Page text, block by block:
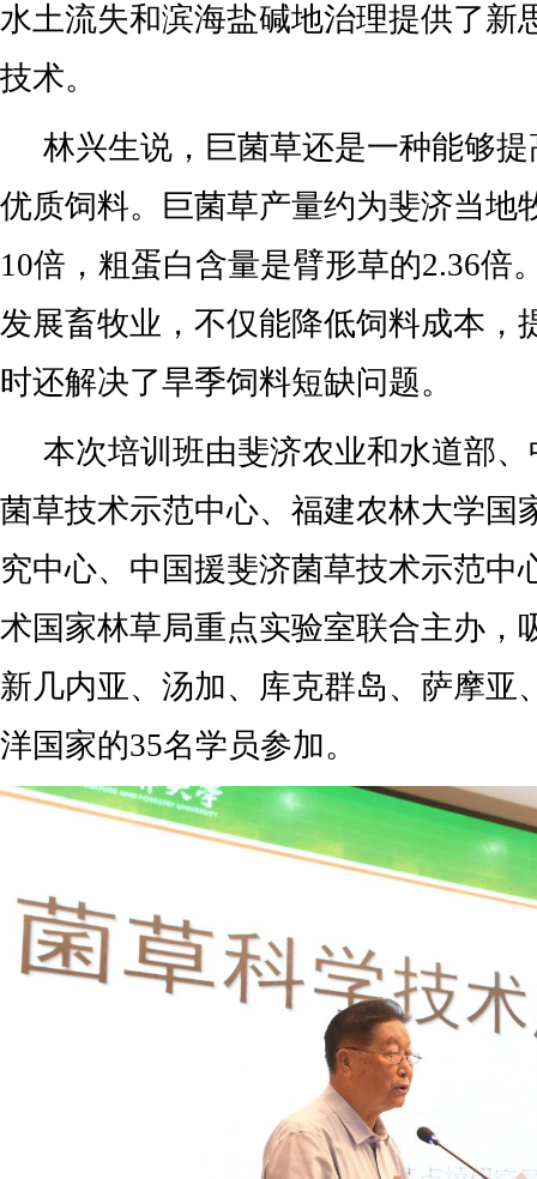
水土流失和滨海盐碱地治理提供了新
技术。
林兴生说，巨菌草还是一种能够
优质饲料。巨菌草产量约为斐济当地
10倍，粗蛋白含量是臂形草的2.36倍
发展畜牧业，不仅能降低饲料成本，
时还解决了旱季饲料短缺问题。
本次培训班由斐济农业和水道部
菌草技术示范中心、福建农林大学国
究中心、中国援斐济菌草技术示范中
术国家林草局重点实验室联合主办，
新几内亚、汤加、库克群岛、萨摩亚
洋国家的35名学员参加。